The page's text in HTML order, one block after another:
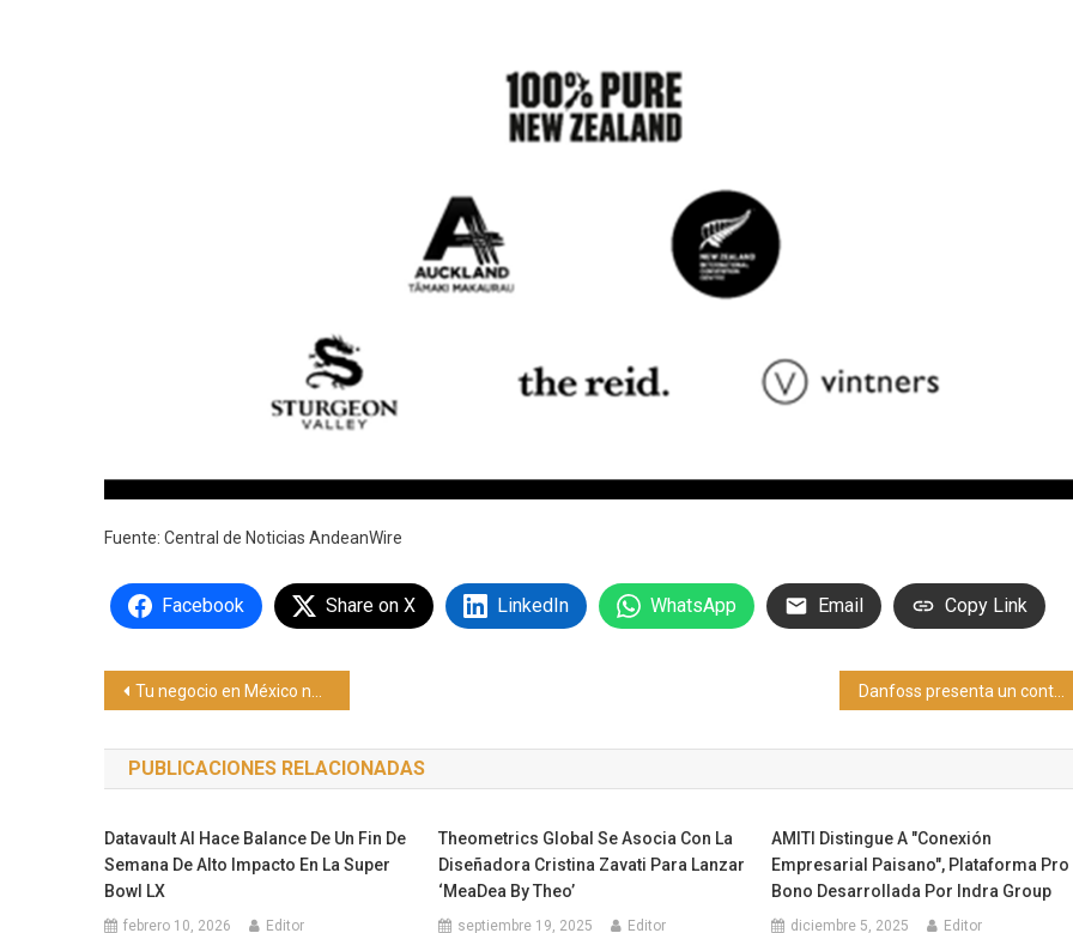
Fuente: Central de Noticias AndeanWire
Facebook Share on X LinkedIn WhatsApp Email Copy Link
Navegación
de
entradas
Tu negocio en México no está mal solo está desordenado
PUBLICACIONES RELACIONADAS
Datavault AI Hace Balance De Un Fin De
Semana De Alto Impacto En La Super
Bowl LX
febrero 10, 2026 Editor
Theometrics Global Se Asocia Con La
Diseñadora Cristina Zavati Para Lanzar
‘MeaDea By Theo’
septiembre 19, 2025 Editor
AMITI Distingue A "Conexión
Empresarial Paisano", Plataforma Pro
Bono Desarrollada Por Indra Group
diciembre 5, 2025 Editor